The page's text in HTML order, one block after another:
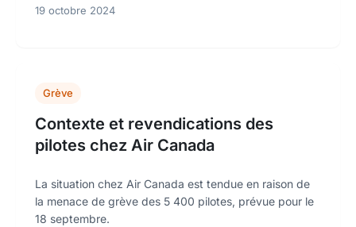
19 octobre 2024
Grève
Contexte et revendications des
pilotes chez Air Canada
La situation chez Air Canada est tendue en raison de
la menace de grève des 5 400 pilotes, prévue pour le
18 septembre.